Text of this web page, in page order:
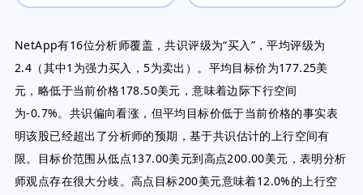
NetApp有16位分析师覆盖，共识评级为“买入”，平均评级为
2.4（其中1为强力买入，5为卖出）。平均目标价为177.25美
元，略低于当前价格178.50美元，意味着边际下行空间
为-0.7%。共识偏向看涨，但平均目标价低于当前价格的事实表
明该股已经超出了分析师的预期，基于共识估计的上行空间有
限。目标价范围从低点137.00美元到高点200.00美元，表明分析
师观点存在很大分歧。高点目标200美元意味着12.0%的上行空